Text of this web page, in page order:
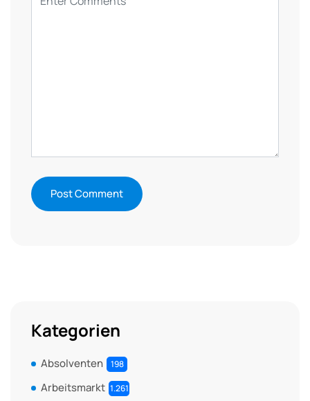
Kategorien
Absolventen 198
Arbeitsmarkt 1.261